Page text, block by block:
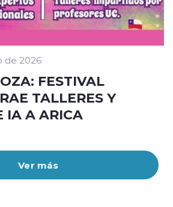
Ver más
de 2026
FESTIVAL
TALLERES Y
IA A ARICA